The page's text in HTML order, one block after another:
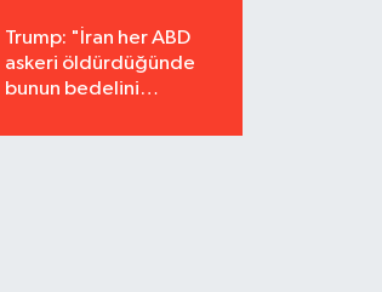
Trump: "İran her ABD
askeri öldürdüğünde
bunun bedelini